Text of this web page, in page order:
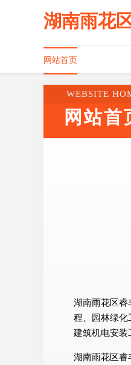
湖南雨花
网站首页
WEBSITE
网站首
湖南雨花区睿
程、园林绿化
建筑机电安装
湖南雨花区睿